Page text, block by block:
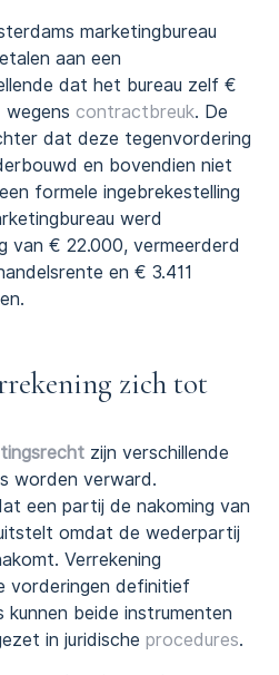
marketingbureau
aan een
dat het bureau zelf €
contractbreuk. De
dat deze tegenvordering
en bovendien niet
formele ingebrekestelling
werd
van € 22.000, vermeerderd
en € 3.411
zich tot
zijn verschillende
worden verward.
een partij de nakoming van
omdat de wederpartij
Verrekening
vorderingen definitief
kunnen beide instrumenten
in juridische procedures.